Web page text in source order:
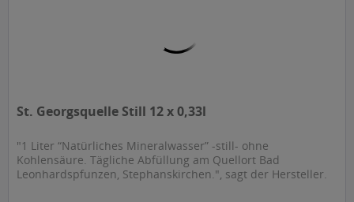
St. Georgsquelle Still 12 x 0,33l
"1 Liter “Natürliches Mineralwasser” -still- ohne
Kohlensäure. Tägliche Abfüllung am Quellort Bad
Leonhardspfunzen, Stephanskirchen.", sagt der Hersteller.